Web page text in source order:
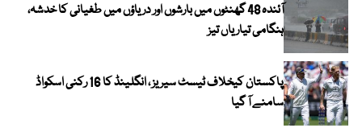
آئندہ 48 گھنٹوں میں بارشوں اور دریاؤں میں طغیانی کا خدشہ،
ہنگامی تیاریاں تیز
پاکستان کیخلاف ٹیسٹ سیریز ، انگلینڈ کا 16 رکنی اسکواڈ
سامنے آ گیا